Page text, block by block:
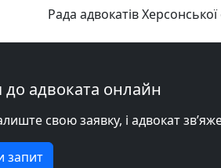
Рада адвокатів Херсонської
до адвоката онлайн
свою заявку, і адвокат
запит